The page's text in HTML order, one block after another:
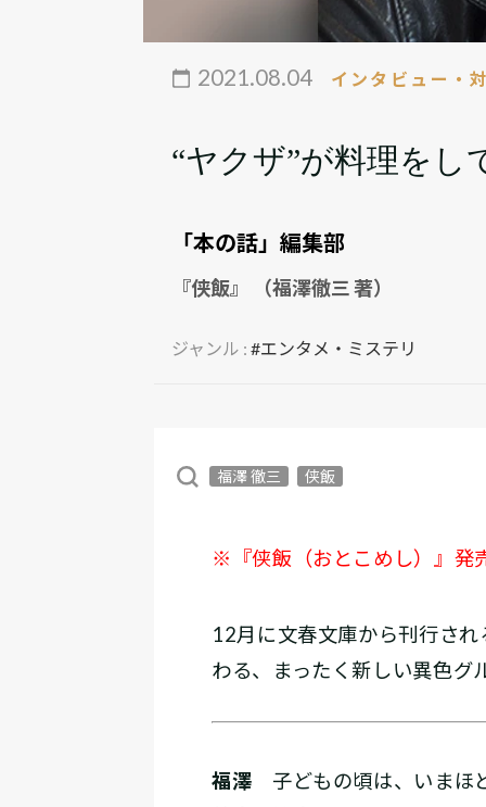
2021.08.04 インタビュー・
“ヤクザ”が料理をし
「本の話」編集部
『侠飯』 （福澤徹三 著）
ジャンル : #エンタメ・ミステリ
福澤 徹三 侠飯
※『侠飯（おとこめし）』発
12月に文春文庫から刊行さ
わる、まったく新しい異色グ
福澤 子どもの頃は、いまほ